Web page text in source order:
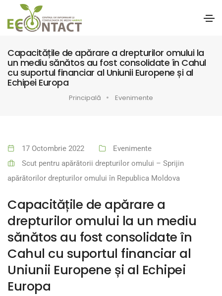
Capacitățile de apărare a drepturilor omului la
un mediu sănătos au fost consolidate în Cahul
cu suportul financiar al Uniunii Europene și al
Echipei Europa
Principală Evenimente
17 Octombrie 2022
Evenimente
Scut pentru apărătorii drepturilor omului – Sprijin
apărătorilor drepturilor omului în Republica Moldova
Capacitățile de apărare a
drepturilor omului la un mediu
sănătos au fost consolidate în
Cahul cu suportul financiar al
Uniunii Europene și al Echipei
Europa